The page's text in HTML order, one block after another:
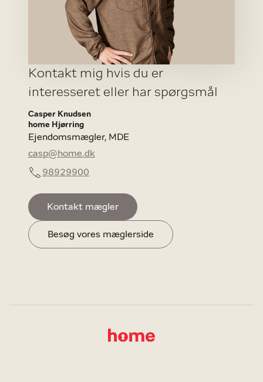
Kontakt mig hvis du er
interesseret eller har spørgsmål
Casper Knudsen
home Hjørring
Ejendomsmægler, MDE
casp@home.dk
98929900
Kontakt mægler
Besøg vores mæglerside